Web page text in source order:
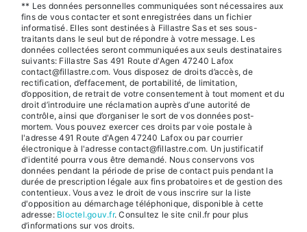
** Les données personnelles communiquées sont nécessaires aux
fins de vous contacter et sont enregistrées dans un fichier
informatisé. Elles sont destinées à Fillastre Sas et ses sous-
traitants dans le seul but de répondre à votre message. Les
données collectées seront communiquées aux seuls destinataires
suivants: Fillastre Sas 491 Route d'Agen 47240 Lafox
contact@fillastre.com. Vous disposez de droits d’accès, de
rectification, d’effacement, de portabilité, de limitation,
d’opposition, de retrait de votre consentement à tout moment et du
droit d’introduire une réclamation auprès d’une autorité de
contrôle, ainsi que d’organiser le sort de vos données post-
mortem. Vous pouvez exercer ces droits par voie postale à
l'adresse 491 Route d'Agen 47240 Lafox ou par courrier
électronique à l'adresse contact@fillastre.com. Un justificatif
d'identité pourra vous être demandé. Nous conservons vos
données pendant la période de prise de contact puis pendant la
durée de prescription légale aux fins probatoires et de gestion des
contentieux. Vous avez le droit de vous inscrire sur la liste
d'opposition au démarchage téléphonique, disponible à cette
adresse: Bloctel.gouv.fr. Consultez le site cnil.fr pour plus
d’informations sur vos droits.